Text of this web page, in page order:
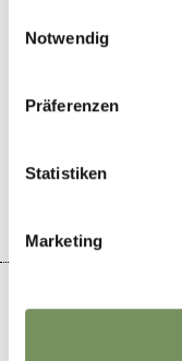
Notwendig
Präferenzen
Statistiken
Marketing
WAR DER